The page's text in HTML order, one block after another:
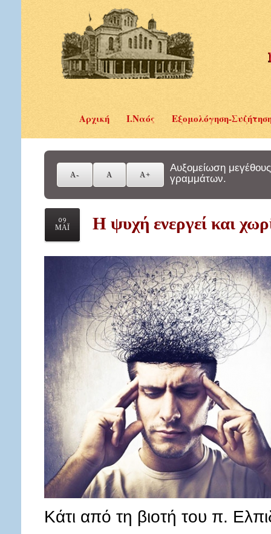
Αρχική Ι.Ναός Εξομολόγηση-
Αυξομείωση μεγέθους
γραμμάτων.
09
ΜΑΪ
Η ψυχή ενεργεί και
Κάτι από τη βιοτή του π.